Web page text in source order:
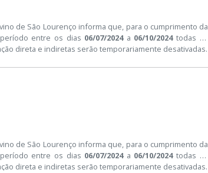
de São Lourenço informa que, para o cumprimento da
entre os dias 06/07/2024a 06/10/2024todas as
direta e indiretas serão temporariamente desativadas.
de São Lourenço informa que, para o cumprimento da
entre os dias 06/07/2024a 06/10/2024todas as
direta e indiretas serão temporariamente desativadas.